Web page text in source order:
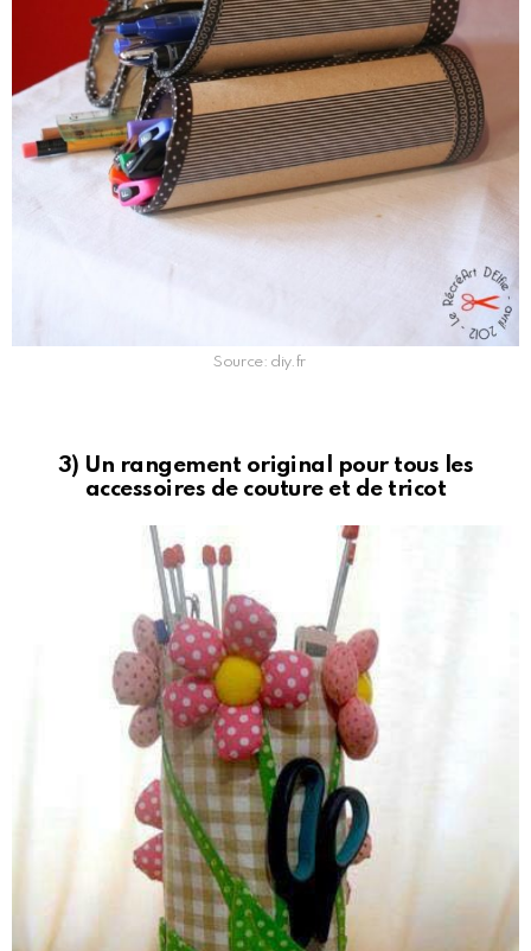
Source: diy.fr
3) Un rangement original pour tous les
accessoires de couture et de tricot